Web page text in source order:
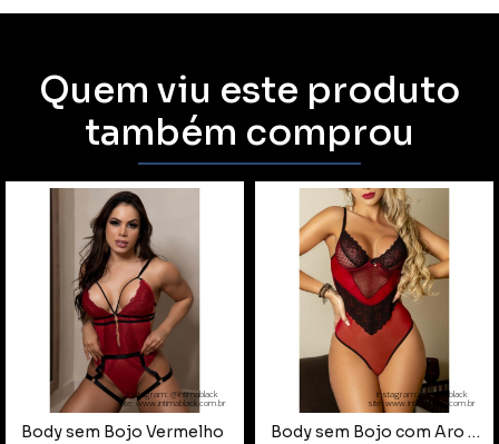
Quem viu este produto
também comprou
instagram: @intimablack
site: www.intimablack.com.br
Body sem Bojo Vermelho
instagram: @intimablack
site: www.intimablack.com.br
Body sem Bojo com Aro em Tule e Arrastão Tamanho M